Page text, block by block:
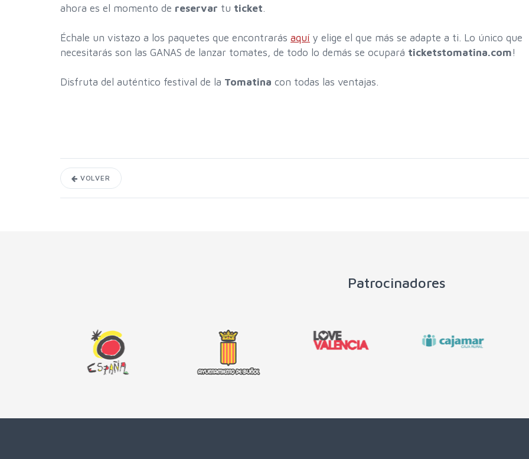
ahora es el momento de reservar tu ticket.
Échale un vistazo a los paquetes que encontrarás aquí y elige el que más se adapte a ti. Lo único que
necesitarás son las GANAS de lanzar tomates, de todo lo demás se ocupará ticketstomatina.com!
Disfruta del auténtico festival de la Tomatina con todas las ventajas.
VOLVER
Patrocinadores